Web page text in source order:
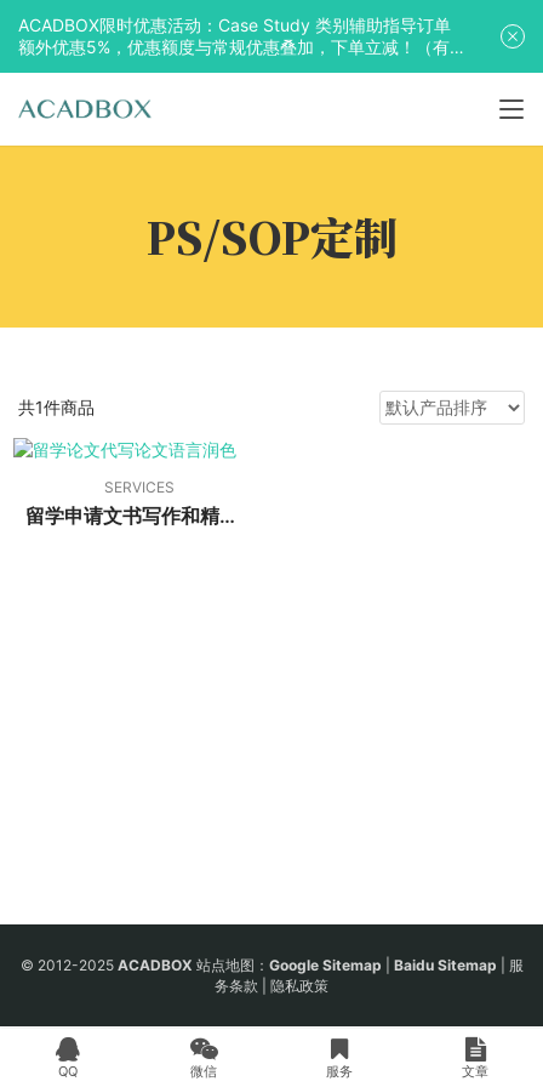
PS/SOP定制
共1件商品
SERVICES
留学申请文书写作和精修提升服务在线委托页面 | Application Essay Writing & Polishing Services
© 2012-2025 ACADBOX 站点地图： Google Sitemap Baidu Sitemap
服
务条款
隐私政策
QQ 微信 服务 文章
ACADBOX限时优惠活动：Case Study 类别辅助指导订单
额外优惠5%，优惠额度与常规优惠叠加，下单立减！（有
效期至2025年10月31日）